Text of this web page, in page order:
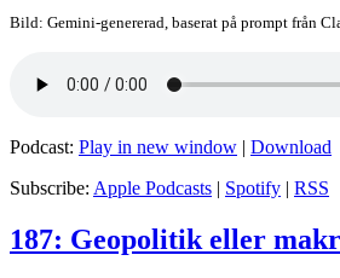
Bild: Gemini-genererad, baserat på prompt från
Podcast: Play in new window | Download
Subscribe: Apple Podcasts | Spotify | RSS
187: Geopolitik eller